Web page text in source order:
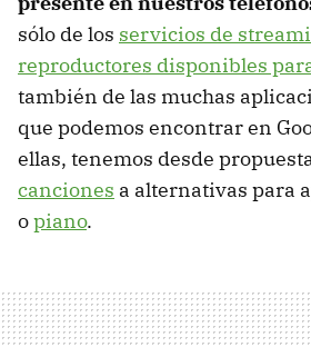
sólo de los servicios de
reproductores disponibles
también de las muchas
que podemos encontrar en
ellas, tenemos desde
canciones a alternativas para
opiano.